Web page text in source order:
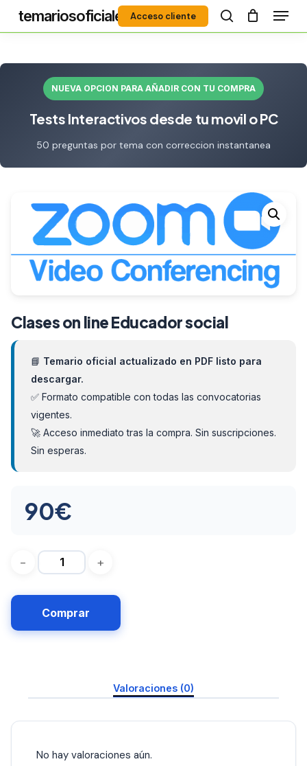
content
temariosoficiales
Acceso cliente
search
Menú
NUEVA OPCION PARA AÑADIR CON TU COMPRA
Tests Interactivos desde tu movil o PC
50 preguntas por tema con correccion instantanea
Clases on line Educador social
📘 Temario oficial actualizado en PDF listo para
descargar.
✅ Formato compatible con todas las convocatorias
vigentes.
🚀 Acceso inmediato tras la compra. Sin suscripciones.
Sin esperas.
90€
Comprar
Valoraciones (0)
No hay valoraciones aún.